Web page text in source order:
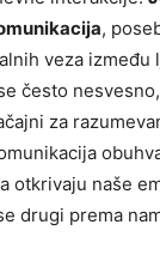
,
veza između
često
za
otkrivaju naše
drugi prema